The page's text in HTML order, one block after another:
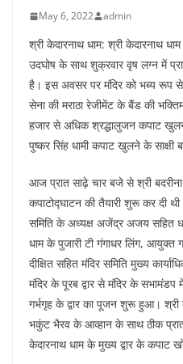
May 6, 2022 admin
श्री केदारनाथ धाम: श्री केदारनाथ
उदघोष के साथ शुक्रवार वृष लग्न में
है। इस अवसर पर मंदिर को भब्य रूप
सेना की मराठा रेजीमेंट के बैंड की
हजार से अधिक श्रद्धालुजन कपाट
पुष्कर सिंह धामी कपाट खुलने के साक्षी
आज प्रात साढ़े चार बजे से श्री
कपाटोद्घाटन की तैयारी शुरू कर दी
समिति के अध्यक्ष अजेंद्र अजय सहित
धाम के पुजारी टी गंगाधर लिंग, आयुक्त
दीक्षित सहित मंदिर समिति मुख्य
मंदिर के पूरब द्वार से मंदिर के
गर्भगृह के द्वार का पूजन शुरू हुआ। श्री
भकुंट भैरव के आव्हान के साथ ठीक
केदारनाथ धाम के मुख्य द्वार के कपाट